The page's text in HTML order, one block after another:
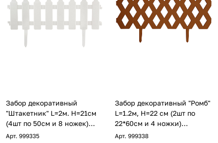
Забор декоративный
"Штакетник" L=2м. H=21см
(4шт по 50см и 8 ножек)
белый
Арт. 999335
Забор декоративный "Ромб"
L=1.2м, H=22 см (2шт по
22*60см и 4 ножки)
коричневый
Арт. 999338